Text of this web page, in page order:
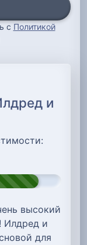
с Политикой
и
высокий
Илдред и
для